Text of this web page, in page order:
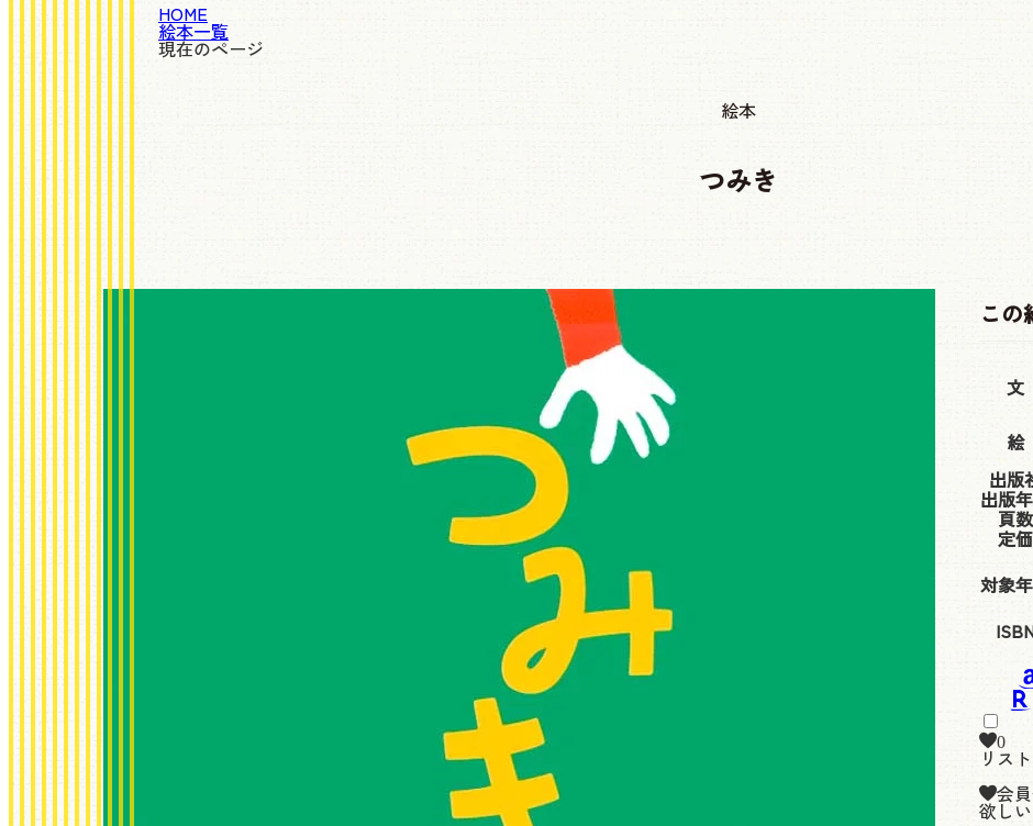
HOME
絵本一覧
現在のページ
絵本
つみき
この
文
絵
出版
出版
頁数
定価
対象
0
リス
会
欲し